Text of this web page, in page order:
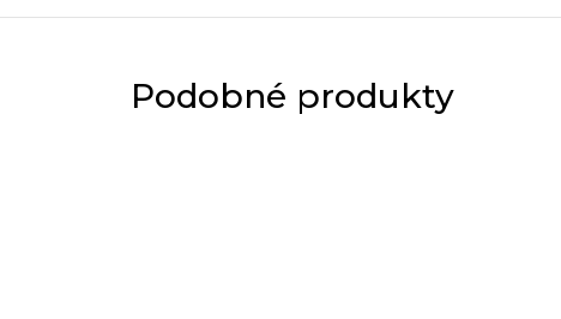
Podobné produkty